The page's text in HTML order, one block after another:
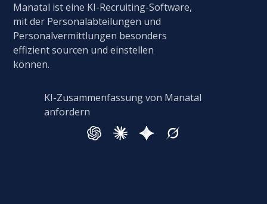
Manatal ist eine KI-Recruiting-Software,
mit der Personalabteilungen und
Personalvermittlungen besonders
effizient sourcen und einstellen
können.
KI-Zusammenfassung von Manatal
anfordern